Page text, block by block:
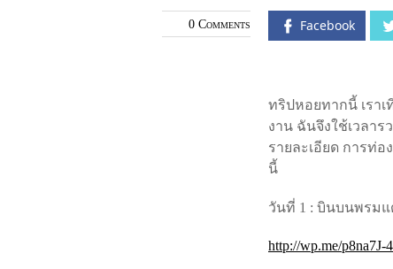
0 Comments Facebook
ทริปหอยทากนี้ เรา
งาน ฉันจึงใช้เวลาร
รายละเอียด การท่
นี้
วันที่ 1 : บินบนพรมแ
http://wp.me/p8na7J-